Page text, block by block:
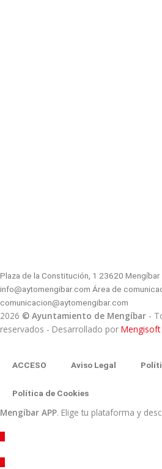
Plaza de la Constitución, 1 23620
info@aytomengibar.com Área de
comunicacion@aytomengibar.com
2026 © Ayuntamiento de Mengíbar -
reservados - Desarrollado por Mengisoft
ACCESO Aviso Legal
Política de Cookies
Mengíbar APP. Elige tu plataforma y